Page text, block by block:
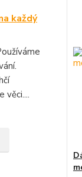
každý
věci....